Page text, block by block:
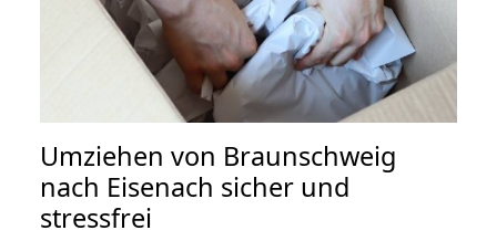
Umziehen von Braunschweig
nach Eisenach sicher und
stressfrei